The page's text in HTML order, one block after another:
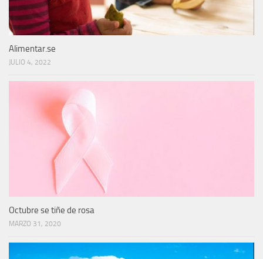
Alimentar.se
JULIO 4, 2022
Octubre se tiñe de rosa
MARZO 31, 2020